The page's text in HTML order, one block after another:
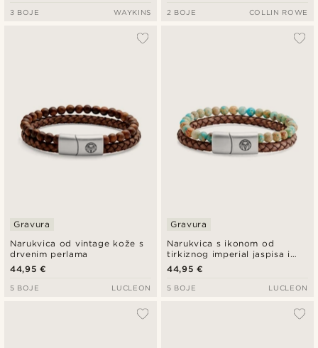
3 BOJE WAYKINS 2 BOJE COLLIN ROWE
Narukvica od vintage kože s
drvenim perlama
Gravura
44,95 €
5 BOJE LUCLEON
Narukvica s ikonom od
tirkiznog imperial jaspisa i
vintage kože
Gravura
44,95 €
5 BOJE LUCLEON